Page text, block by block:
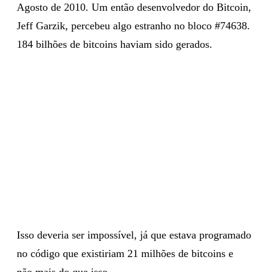
Agosto de 2010. Um então desenvolvedor do Bitcoin,
Jeff Garzik, percebeu algo estranho no bloco #74638.
184 bilhões de bitcoins haviam sido gerados.
Isso deveria ser impossível, já que estava programado
no código que existiriam 21 milhões de bitcoins e